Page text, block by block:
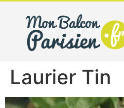
Laurier Tin